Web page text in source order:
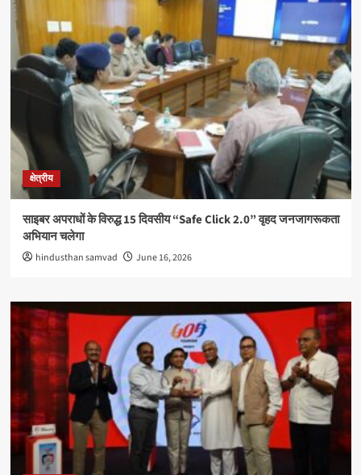
क्षेत्रीय
साइबर अपराधों के विरुद्ध 15 दिवसीय “Safe Click 2.0” वृहद जनजागरूकता
अभियान चलेगा
hindusthan samvad June 16, 2026